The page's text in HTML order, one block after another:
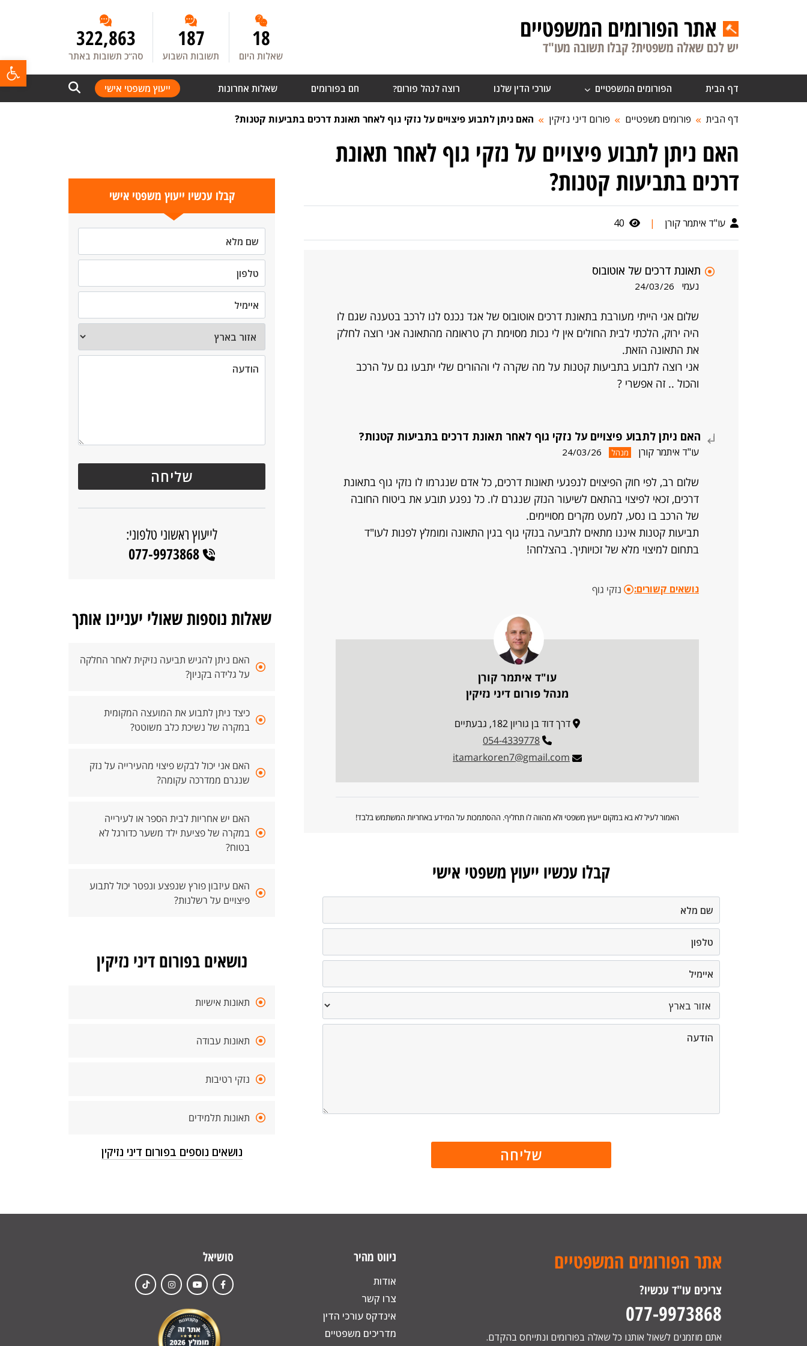
אתר הפורומים המשפטיים
יש לכם שאלה משפטית? קבלו תשובה מעו"ד 18
שאלות היום
187
תשובות השבוע
322,863
סה”כ תשובות באתר
דף הבית הפורומים המשפטיים עורכי הדין שלנו רוצה לנהל פורום? חם בפורומים שאלות אחרונות ייעוץ משפטי אישי
דף הבית פורומים משפטיים פורום דיני נזיקין האם ניתן לתבוע פיצויים על נזקי גוף לאחר תאונת דרכים בתביעות קטנות?
האם ניתן לתבוע פיצויים על נזקי גוף לאחר תאונת
דרכים בתביעות קטנות?
עו"ד איתמר קורן |
40
תאונת דרכים של אוטובוס
נעמי 24/03/26
שלום אני הייתי מעורבת בתאונת דרכים אוטובוס של אגד נכנס לנו לרכב בטענה שגם לו
היה ירוק, הלכתי לבית החולים אין לי נכות מסוימת רק טראומה מהתאונה אני רוצה לחלק
את התאונה הזאת.
אני רוצה לתבוע בתביעות קטנות על מה שקרה לי וההורים שלי יתבעו גם על הרכב
והכול .. זה אפשרי ?
האם ניתן לתבוע פיצויים על נזקי גוף לאחר תאונת דרכים בתביעות קטנות?
עו"ד איתמר קורן מנהל 24/03/26
שלום רב, לפי חוק הפיצוים לנפגעי תאונות דרכים, כל אדם שנגרמו לו נזקי גוף בתאונת
דרכים, זכאי לפיצוי בהתאם לשיעור הנזק שנגרם לו. כל נפגע תובע את ביטוח החובה
של הרכב בו נסע, למעט מקרים מסויימים.
תביעות קטנות איננו מתאים לתביעה בנזקי גוף בגין התאונה ומומלץ לפנות לעו"ד
בתחום למיצוי מלא של זכויותיך. בהצלחה!
נושאים קשורים: נזקי גוף
עו"ד איתמר קורן
מנהל פורום דיני נזיקין
דרך דוד בן גוריון 182, גבעתיים
054-4339778
itamarkoren7@gmail.com
האמור לעיל לא בא במקום ייעוץ משפטי ולא מהווה לו תחליף. ההסתמכות על המידע באחריות המשתמש בלבד!
קבלו עכשיו ייעוץ משפטי אישי
קבלו עכשיו ייעוץ משפטי אישי
לייעוץ ראשוני טלפוני:
077-9973868
שאלות נוספות שאולי יעניינו אותך
האם ניתן להגיש תביעה נזיקית לאחר החלקה
על גלידה בקניון?
כיצד ניתן לתבוע את המועצה המקומית
במקרה של נשיכת כלב משוטט?
האם אני יכול לבקש פיצוי מהעירייה על נזק
שנגרם ממדרכה עקומה?
האם יש אחריות לבית הספר או לעירייה
במקרה של פציעת ילד משער כדורגל לא
בטוח?
האם עיזבון פורץ שנפצע ונפטר יכול לתבוע
פיצויים על רשלנות?
נושאים בפורום דיני נזיקין
תאונות אישיות
תאונות עבודה
נזקי רטיבות
תאונות תלמידים
נושאים נוספים בפורום דיני נזיקין
אתר הפורומים המשפטיים
צריכים עו"ד עכשיו?
077-9973868
אתם מוזמנים לשאול אותנו כל שאלה בפורומים ונתייחס בהקדם.
ניווט מהיר
אודות
צרו קשר
אינדקס עורכי הדין
מדריכים משפטיים
סושיאל